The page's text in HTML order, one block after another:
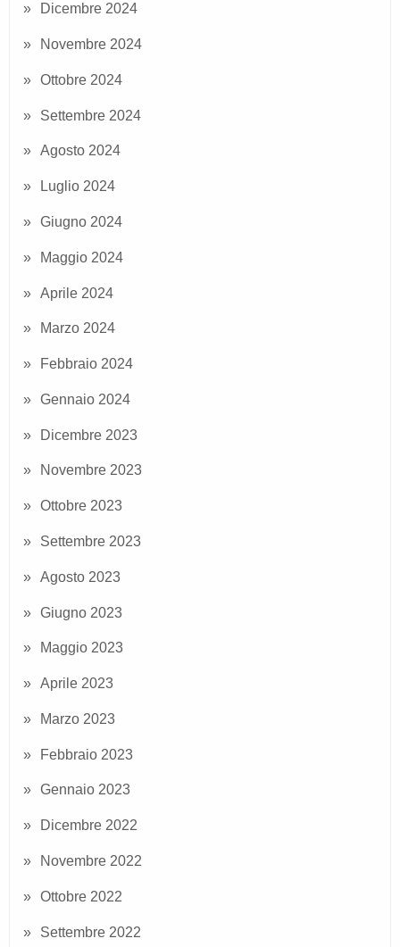
Dicembre 2024
Novembre 2024
Ottobre 2024
Settembre 2024
Agosto 2024
Luglio 2024
Giugno 2024
Maggio 2024
Aprile 2024
Marzo 2024
Febbraio 2024
Gennaio 2024
Dicembre 2023
Novembre 2023
Ottobre 2023
Settembre 2023
Agosto 2023
Giugno 2023
Maggio 2023
Aprile 2023
Marzo 2023
Febbraio 2023
Gennaio 2023
Dicembre 2022
Novembre 2022
Ottobre 2022
Settembre 2022